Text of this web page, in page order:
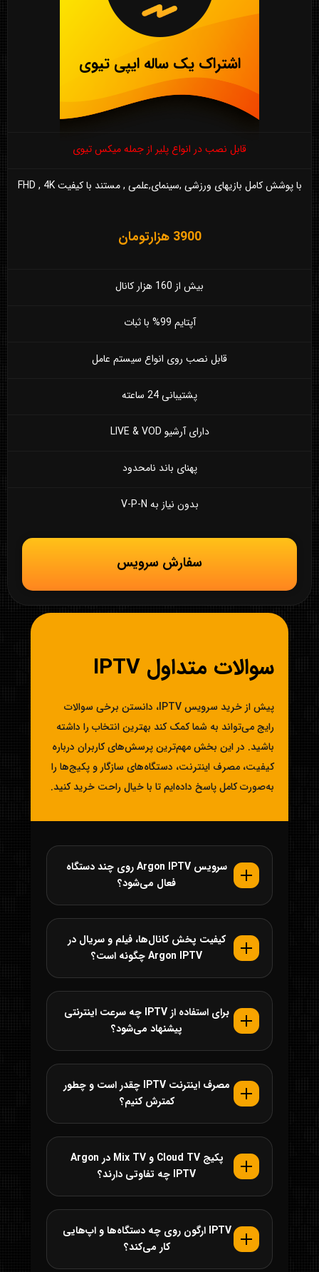
اشتراک یک ساله ایپی تیوی
قابل نصب در انواع پلیر از جمله میکس تیوی
با پوشش کامل بازیهای ورزشی ,سینمای,علمی , مستند با کیفیت FHD , 4K
3900 هزارتومان
بیش از 160 هزار کانال
آپتایم 99% با ثبات
قابل نصب روی انواع سیستم عامل
پشتیبانی 24 ساعته
دارای آرشیو LIVE & VOD
پهنای باند نامحدود
بدون نیاز به V-P-N
سفارش سرویس
سوالات متداول IPTV
پیش از خرید سرویس IPTV، دانستن برخی سوالات
رایج می‌تواند به شما کمک کند بهترین انتخاب را داشته
باشید. در این بخش مهم‌ترین پرسش‌های کاربران درباره
کیفیت، مصرف اینترنت، دستگاه‌های سازگار و پکیج‌ها را
به‌صورت کامل پاسخ داده‌ایم تا با خیال راحت خرید کنید.
سرویس Argon IPTV روی چند دستگاه
فعال می‌شود؟
کیفیت پخش کانال‌ها، فیلم و سریال در
Argon IPTV چگونه است؟
برای استفاده از IPTV چه سرعت اینترنتی
پیشنهاد می‌شود؟
مصرف اینترنت IPTV چقدر است و چطور
کمترش کنیم؟
پکیج Cloud TV و Mix TV در Argon
IPTV چه تفاوتی دارند؟
IPTV ارگون روی چه دستگاه‌ها و اپ‌هایی
کار می‌کند؟